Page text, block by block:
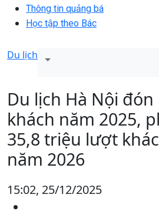
Thông tin quảng bá
Học tập theo Bác
Du lịch
Du lịch Hà Nội
khách năm 2025,
35,8 triệu lượt
năm 2026
15:02, 25/12/2025